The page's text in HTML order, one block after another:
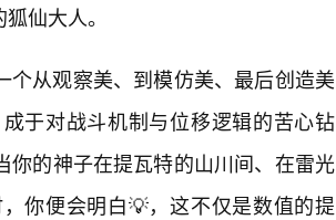
仙大人。
从观察美、到模仿美、最后创造美
于对战斗机制与位移逻辑的苦心钻
的神子在提瓦特的山川间、在雷光
你便会明白💡，这不仅是数值的提